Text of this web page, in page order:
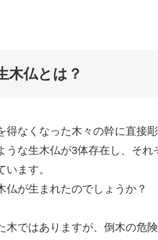
木仏とは？
なくなった木々の幹に直接
うな生木仏が3体存在し、そ
ます。
仏が生まれたのでしょうか？
木ではありますが、倒木の危